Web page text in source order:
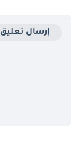
إرسال تعليق